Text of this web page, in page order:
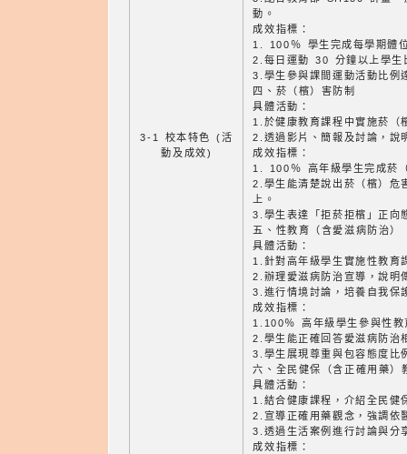
3-1 校本特色 (活
動及成效)
動。
成效指標：
1. 100％ 學生完成每學期體
2.每日運動 30 分鐘以上學生
3.學生參與課間運動活動比
四、菸（檳）害防制
具體活動：
1.於健康教育課程中實施菸（
2.透過影片、簡報及討論，說
成效指標：
1. 100％ 高年級學生完成菸
2.學生能清楚說出菸（檳）
上。
3.學生表達「拒菸拒檳」正
五、性教育（含愛滋病防治）
具體活動：
1.針對高年級學生實施性教育
2.辦理愛滋病防治宣導，說明
3.進行情境討論，培養自我保
成效指標：
1.100％ 高年級學生參與性教
2.學生能正確回答愛滋病防
3.學生展現尊重與包容態度
六、全民健保（含正確用藥）
具體活動：
1.結合健康課程，介紹全民健
2.宣導正確用藥觀念，強調依
3.透過生活案例進行討論與分
成效指標：